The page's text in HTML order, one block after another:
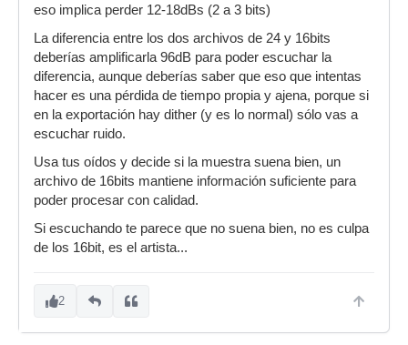
eso implica perder 12-18dBs (2 a 3 bits)
La diferencia entre los dos archivos de 24 y 16bits
deberías amplificarla 96dB para poder escuchar la
diferencia, aunque deberías saber que eso que intentas
hacer es una pérdida de tiempo propia y ajena, porque si
en la exportación hay dither (y es lo normal) sólo vas a
escuchar ruido.
Usa tus oídos y decide si la muestra suena bien, un
archivo de 16bits mantiene información suficiente para
poder procesar con calidad.
Si escuchando te parece que no suena bien, no es culpa
de los 16bit, es el artista...
2